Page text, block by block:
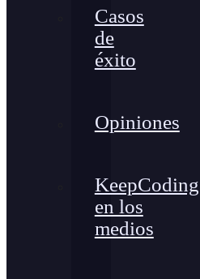
Casos
de
éxito
Opiniones
KeepCoding
en los
medios